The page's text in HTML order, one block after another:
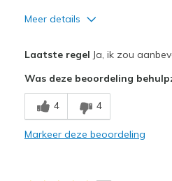
Meer details
Comfortable
Beste toepassingen
Casual Wear
Laatste regel Ja, ik zou
Was deze beoordeling
4 4
Markeer deze beoordeling